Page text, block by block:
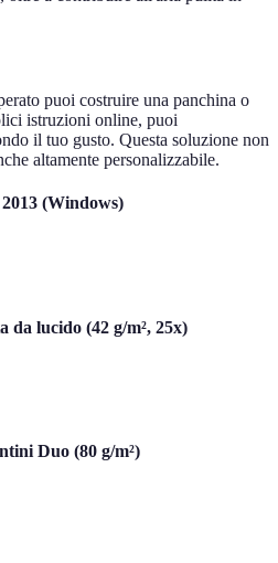
puoi costruire una panchina o
istruzioni online, puoi
il tuo gusto. Questa soluzione non
altamente personalizzabile.
(Windows)
da lucido (42 g/m², 25x)
Duo (80 g/m²)